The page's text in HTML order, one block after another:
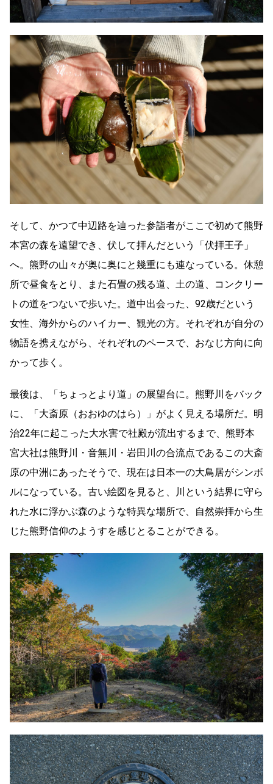
そして、かつて中辺路を辿った参詣者がここで初めて熊野
本宮の森を遠望でき、伏して拝んだという「伏拝王子」
へ。熊野の山々が奥に奥にと幾重にも連なっている。休憩
所で昼食をとり、また石畳の残る道、土の道、コンクリー
トの道をつないで歩いた。道中出会った、92歳だという
女性、海外からのハイカー、観光の方。それぞれが自分の
物語を携えながら、それぞれのペースで、おなじ方向に向
かって歩く。
最後は、「ちょっとより道」の展望台に。熊野川をバック
に、「大斎原（おおゆのはら）」がよく見える場所だ。明
治22年に起こった大水害で社殿が流出するまで、熊野本
宮大社は熊野川・音無川・岩田川の合流点であるこの大斎
原の中洲にあったそうで、現在は日本一の大鳥居がシンボ
ルになっている。古い絵図を見ると、川という結界に守ら
れた水に浮かぶ森のような特異な場所で、自然崇拝から生
じた熊野信仰のようすを感じとることができる。